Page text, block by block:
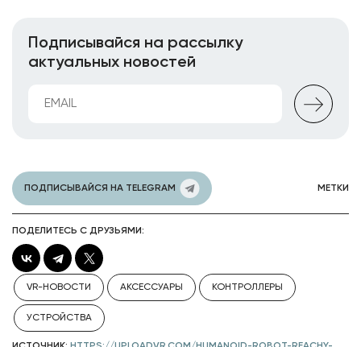
Подписывайся на рассылку
актуальных новостей
ПОДПИСЫВАЙСЯ НА TELEGRAM МЕТКИ
ПОДЕЛИТЕСЬ С ДРУЗЬЯМИ:
VR-НОВОСТИ АКСЕССУАРЫ КОНТРОЛЛЕРЫ
УСТРОЙСТВА